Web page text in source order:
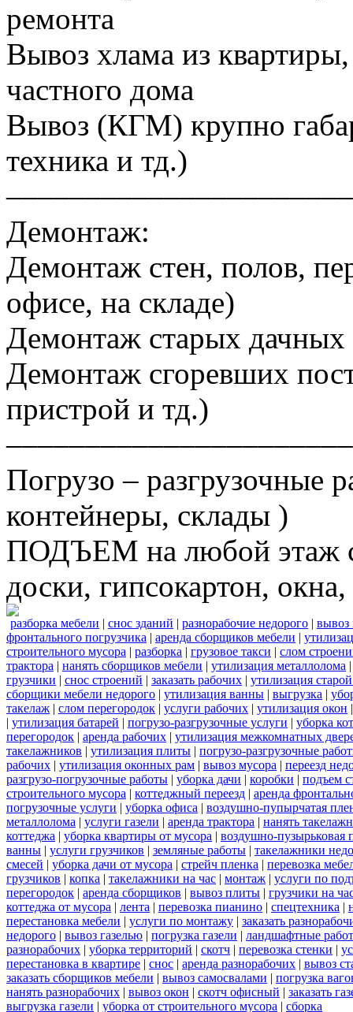
ремонта
Вывоз хлама из
частного дома
Вывоз (КГМ) крупно
техника и тд.)
Демонтаж:
Демонтаж стен, полов,
офисе, на складе)
Демонтаж старых
Демонтаж сгоревших
пристрой и тд.)
Погрузо – разгрузочные
контейнеры, склады )
ПОДЪЕМ на любой этаж
доски, гипсокартон,
разборка мебели | снос зданий | разнорабочие недорого | вывоз
фронтального погрузчика | аренда сборщиков мебели |
строительного мусора | разборка | грузовое такси | слом
трактора | нанять сборщиков мебели | утилизация металлолома
грузчики | снос строений | заказать рабочих | утилизация
сборщики мебели недорого | утилизация ванны | выгрузка |
такелаж | слом перегородок | услуги рабочих | утилизация окон
| утилизация батарей | погрузо-разгрузочные услуги | уборка
перегородок | аренда рабочих | утилизация межкомнатных
такелажников | утилизация плиты | погрузо-разгрузочные
рабочих | утилизация оконных рам | вывоз мусора | переезд
разгрузо-погрузочные работы | уборка дачи | коробки | подъем
строительного мусора | коттеджный переезд | аренда
погрузочные услуги | уборка офиса | воздушно-пупырчатая
металлолома | услуги газели | аренда трактора | нанять
коттеджа | уборка квартиры от мусора | воздушно-пузырьковая
ванны | услуги грузчиков | земляные работы | такелажники
смесей | уборка дачи от мусора | стрейч пленка | перевозка
грузчиков | копка | такелажники на час | монтаж | услуги по
перегородок | аренда сборщиков | вывоз плиты | грузчики на
коттеджа от мусора | лента | перевозка пианино | спецтехника |
перестановка мебели | услуги по монтажу | заказать
недорого | вывоз газелью | погрузка газели | ландшафтные
разнорабочих | уборка территорий | скотч | перевозка стенки |
перестановка в квартире | снос | аренда разнорабочих | вывоз
заказать сборщиков мебели | вывоз самосвалами | погрузка
нанять разнорабочих | вывоз окон | скотч офисный | заказать
выгрузка газели | уборка от строительного мусора | сборка